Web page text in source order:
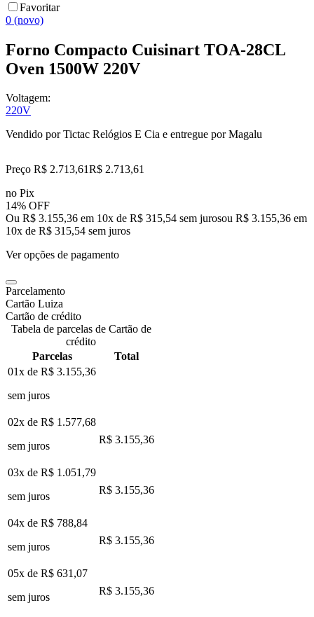
Favoritar
0 (novo)
Forno Compacto Cuisinart TOA-28CL
Oven 1500W 220V
Voltagem:
220V
Vendido porTictac Relógios E Cia e entregue por Magalu
Preço R$ 2.713,61R$ 2.713,61
no Pix
14% OFF
Ou R$ 3.155,36 em 10x de R$ 315,54 sem jurosou R$ 3.155,36 em
10x de R$ 315,54 sem juros
Ver opções de pagamento
Parcelamento
Cartão Luiza
Cartão de crédito
Tabela de parcelas de Cartão de
crédito
Parcelas
Total
01x de R$ 3.155,36
sem juros
02x de R$ 1.577,68
sem juros
R$ 3.155,36
03x de R$ 1.051,79
sem juros
R$ 3.155,36
04x de R$ 788,84
sem juros
R$ 3.155,36
05x de R$ 631,07
sem juros
R$ 3.155,36